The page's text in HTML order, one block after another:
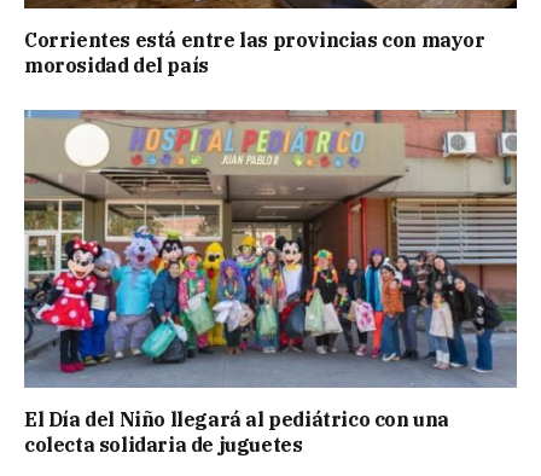
Corrientes está entre las provincias con mayor
morosidad del país
El Día del Niño llegará al pediátrico con una
colecta solidaria de juguetes